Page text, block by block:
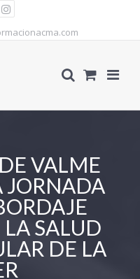
VALME
JORNADA
SALUD
DE LA